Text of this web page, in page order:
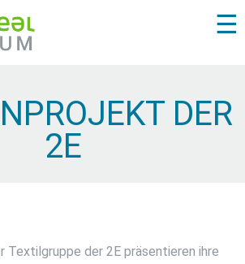
☰
DER
2E
Textilgruppe der 2E präsentieren ihre